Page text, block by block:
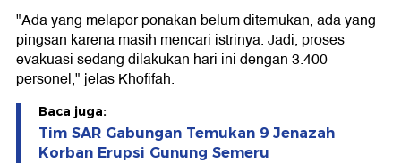
"Ada yang melapor ponakan belum ditemukan, ada yang
pingsan karena masih mencari istrinya. Jadi, proses
evakuasi sedang dilakukan hari ini dengan 3.400
personel," jelas Khofifah.
Baca juga:
Tim SAR Gabungan Temukan 9 Jenazah
Korban Erupsi Gunung Semeru